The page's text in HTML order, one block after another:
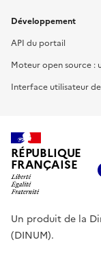
Développement
API du portail
Moteur open source :
Interface utilisateur
RÉPUBLIQUE
FRANÇAISE
Un produit de la
(DINUM).